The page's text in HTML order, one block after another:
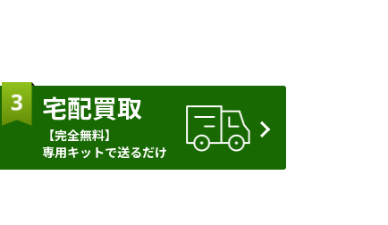
宅配買取
【完全無料】
専用キットで送るだけ